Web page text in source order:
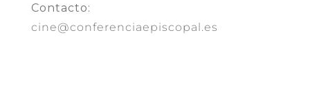
Contacto:
cine@conferenciaepiscopal.es